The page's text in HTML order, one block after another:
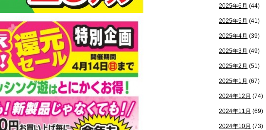
2025年6月 (44)
2025年5月 (41)
2025年4月 (39)
2025年3月 (49)
2025年2月 (51)
2025年1月 (67)
2024年12月 (74)
2024年11月 (69)
2024年10月 (73)